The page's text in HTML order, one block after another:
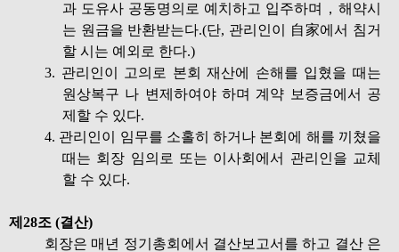
과 도유사 공동명의로 예치하고 입주하며，해약시
는 원금을 반환받는다.(단, 관리인이 自家에서 침거
할 시는 예외로 한다.)
3. 관리인이 고의로 본회 재산에 손해를 입혔을 때는
원상복구 나 변제하여야 하며 계약 보증금에서 공
제할 수 있다.
4. 관리인이 임무를 소홀히 하거나 본회에 해를 끼쳤을
때는 회장 임의로 또는 이사회에서 관리인을 교체
할 수 있다.
제28조 (결산)
회장은 매년 정기총회에서 결산보고서를 하고 결산 은